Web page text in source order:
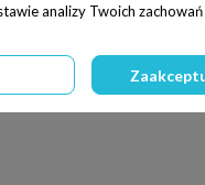
analizy Twoich